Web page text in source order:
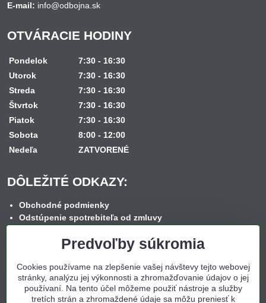
E-mail: info@odbojna.sk
OTVÁRACIE HODINY
Pondelok
7:30 - 16:30
Utorok
7:30 - 16:30
Streda
7:30 - 16:30
Štvrtok
7:30 - 16:30
Piatok
7:30 - 16:30
Sobota
8:00 - 12:00
Nedeľa
ZATVORENÉ
DÔLEŽITÉ ODKAZY:
Obchodné podmienky
Odstúpenie spotrebiteľa od zmluvy
Reklamačný formulár
Spôsob platby
Nákup na splátky
Ochrana osobných údajov
Predvoľby súkromia
Cookies používame na zlepšenie vašej návštevy tejto webovej
stránky, analýzu jej výkonnosti a zhromažďovanie údajov o jej
používaní. Na tento účel môžeme použiť nástroje a služby
tretích strán a zhromaždené údaje sa môžu preniesť k